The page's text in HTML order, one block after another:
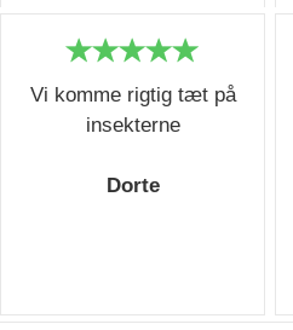
Vi komme rigtig tæt på
insekterne
Dorte